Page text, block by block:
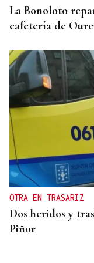
La Bonoloto
cafetería de
OTRA EN TRASARIZ
Dos heridos y
Piñor